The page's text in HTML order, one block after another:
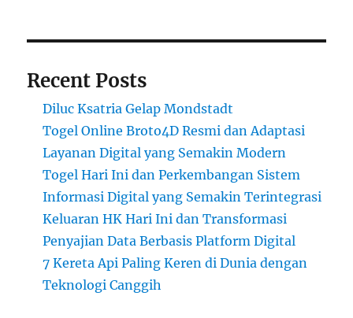
Recent Posts
Diluc Ksatria Gelap Mondstadt
Togel Online Broto4D Resmi dan Adaptasi
Layanan Digital yang Semakin Modern
Togel Hari Ini dan Perkembangan Sistem
Informasi Digital yang Semakin Terintegrasi
Keluaran HK Hari Ini dan Transformasi
Penyajian Data Berbasis Platform Digital
7 Kereta Api Paling Keren di Dunia dengan
Teknologi Canggih